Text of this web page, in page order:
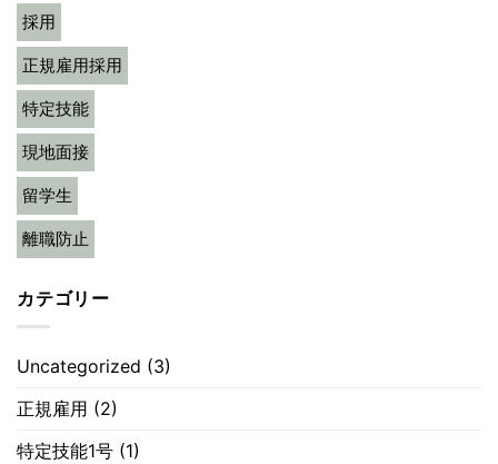
採用
正規雇用採用
特定技能
現地面接
留学生
離職防止
カテゴリー
Uncategorized (3)
正規雇用 (2)
特定技能1号 (1)